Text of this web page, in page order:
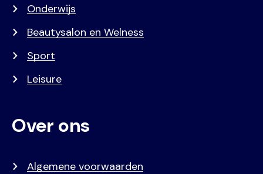
Onderwijs
Beautysalon en Welness
Sport
Leisure
Over ons
Algemene voorwaarden